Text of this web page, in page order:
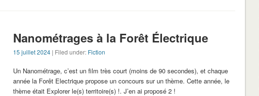
Nanométrages à la Forêt Électrique
15 juillet 2024 | Filed under: Fiction
Un Nanométrage, c’est un film très court (moins de 90 secondes), et chaque
année la Forêt Electrique propose un concours sur un thème. Cette année, le
thème était Explorer le(s) territoire(s) !. J’en ai proposé 2 !